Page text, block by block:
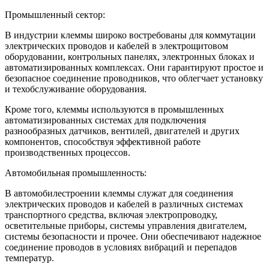
Промышленный сектор:
В индустрии клеммы широко востребованы для коммутации
электрических проводов и кабелей в электрощитовом
оборудовании, контрольных панелях, электронных блоках и
автоматизированных комплексах. Они гарантируют простое и
безопасное соединение проводников, что облегчает установку
и техобслуживание оборудования.
Кроме того, клеммы используются в промышленных
автоматизированных системах для подключения
разнообразных датчиков, вентилей, двигателей и других
компонентов, способствуя эффективной работе
производственных процессов.
Автомобильная промышленность:
В автомобилестроении клеммы служат для соединения
электрических проводов и кабелей в различных системах
транспортного средства, включая электропроводку,
осветительные приборы, системы управления двигателем,
системы безопасности и прочее. Они обеспечивают надежное
соединение проводов в условиях вибраций и перепадов
температур.